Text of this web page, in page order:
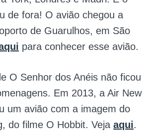
de fora! O avião chegou a
de Guarulhos, em São
para conhecer esse avião.
O Senhor dos Anéis não ficou
Em 2013, a Air New
um avião com a imagem do
do filme O Hobbit. Veja aqui.